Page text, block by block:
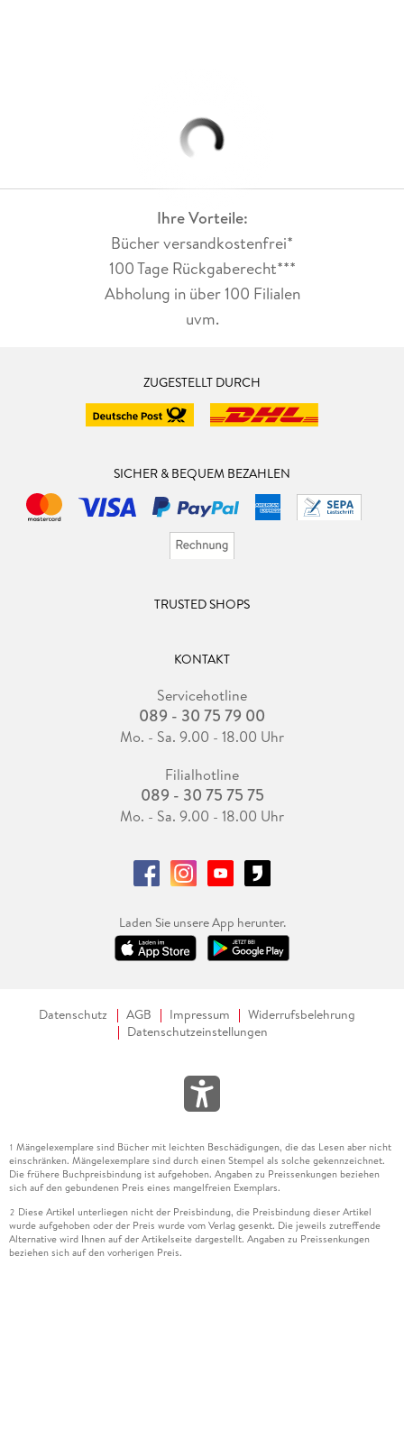
Ihre Vorteile:
Bücher versandkostenfrei*
100 Tage Rückgaberecht***
Abholung in über 100 Filialen
uvm.
ZUGESTELLT DURCH
SICHER & BEQUEM BEZAHLEN
TRUSTED SHOPS
KONTAKT
Servicehotline
089 - 30 75 79 00
Mo. - Sa. 9.00 - 18.00 Uhr
Filialhotline
089 - 30 75 75 75
Mo. - Sa. 9.00 - 18.00 Uhr
Laden Sie unsere App herunter.
Datenschutz AGB Impressum
Widerrufsbelehrung
Datenschutzeinstellungen
1 Mängelexemplare sind Bücher mit leichten Beschädigungen, die das Lesen aber nicht
einschränken. Mängelexemplare sind durch einen Stempel als solche gekennzeichnet.
Die frühere Buchpreisbindung ist aufgehoben. Angaben zu Preissenkungen beziehen
sich auf den gebundenen Preis eines mangelfreien Exemplars.
2 Diese Artikel unterliegen nicht der Preisbindung, die Preisbindung dieser Artikel
wurde aufgehoben oder der Preis wurde vom Verlag gesenkt. Die jeweils zutreffende
Alternative wird Ihnen auf der Artikelseite dargestellt. Angaben zu Preissenkungen
beziehen sich auf den vorherigen Preis.